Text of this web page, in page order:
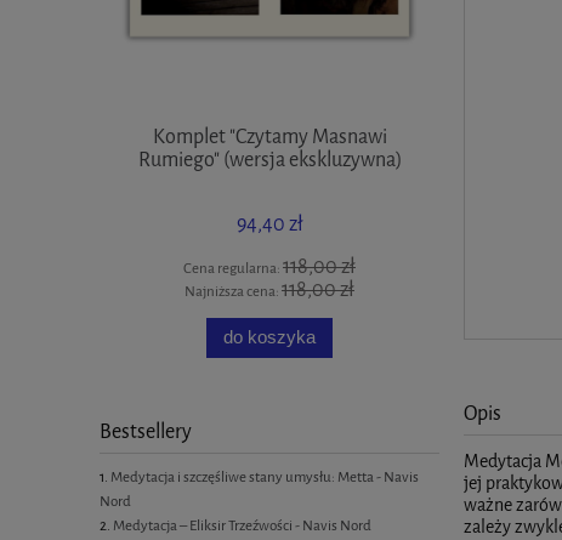
Komplet "Czytamy Masnawi
Rumiego" (wersja ekskluzywna)
94,40 zł
Cena regularna:118,00 zł
Najniższa cena:118,00 zł
do koszyka
Bestsellery
Medytacja i szczęśliwe stany umysłu: Metta - Navis
Nord
Medytacja – Eliksir Trzeźwości - Navis Nord
Opis
Medytacja
jej
ważne
zależy